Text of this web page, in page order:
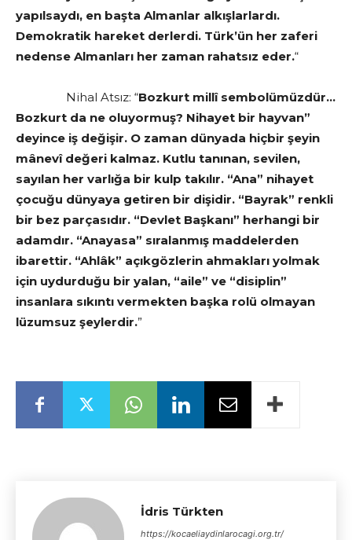
yapılsaydı, en başta Almanlar alkışlarlardı.
Demokratik hareket derlerdi. Türk’ün her zaferi
nedense Almanları her zaman rahatsız eder.“
Nihal Atsız: “Bozkurt millî sembolümüzdür…
Bozkurt da ne oluyormuş? Nihayet bir hayvan”
deyince iş değişir. O zaman dünyada hiçbir şeyin
mânevî değeri kalmaz. Kutlu tanınan, sevilen,
sayılan her varlığa bir kulp takılır. “Ana” nihayet
çocuğu dünyaya getiren bir dişidir. “Bayrak” renkli
bir bez parçasıdır. “Devlet Başkanı” herhangi bir
adamdır. “Anayasa” sıralanmış maddelerden
ibarettir. “Ahlâk” açıkgözlerin ahmakları yolmak
için uydurduğu bir yalan, “aile” ve “disiplin”
insanlara sıkıntı vermekten başka rolü olmayan
lüzumsuz şeylerdir.”
İdris Türkten
https://kocaeliaydinlarocagi.org.tr/